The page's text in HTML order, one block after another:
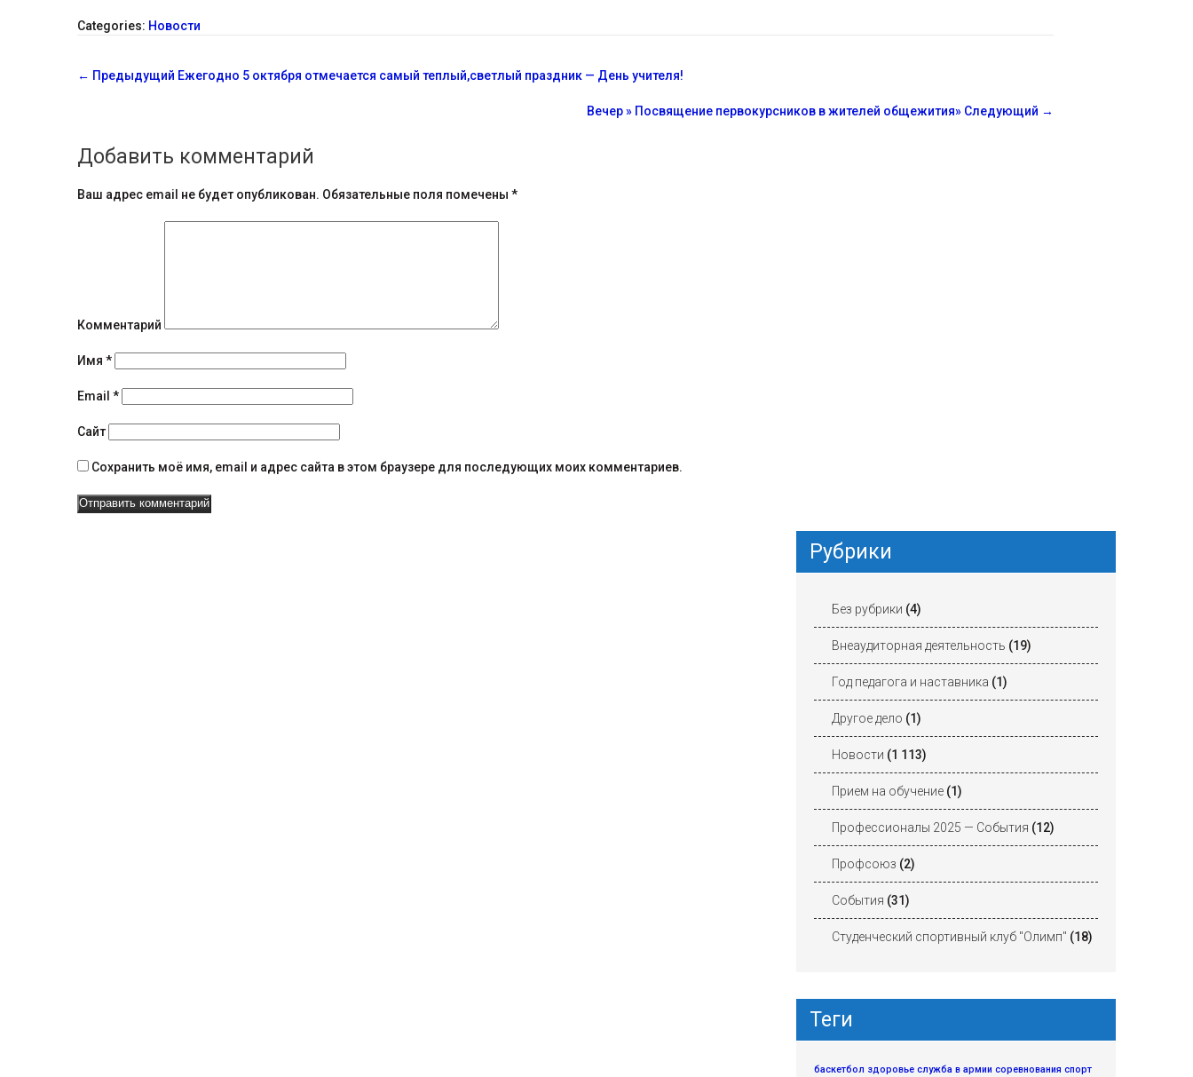
Categories: Новости
С
б
щ
я
н
а
в
и
г
а
← Предыдущий Ежегодно 5 октября отмечается самый теплый,светлый праздник — День учителя!
Вечер » Посвящение первокурсников в жителей общежития» Следующий →
Добавить комментарий
Ваш адрес email не будет опубликован. Обязательные поля помечены *
Комментарий
Имя *
Email *
Сайт
Сохранить моё имя, email и адрес сайта в этом браузере для последующих моих комментариев.
Рубрики
Без рубрики (4)
Внеаудиторная деятельность (19)
Год педагога и наставника (1)
Другое дело (1)
Новости (1 113)
Прием на обучение (1)
Профессионалы 2025 — События (12)
Профсоюз (2)
События (31)
Студенческий спортивный клуб "Олимп" (18)
Теги
баскетбол здоровье служба в армии соревнования спорт